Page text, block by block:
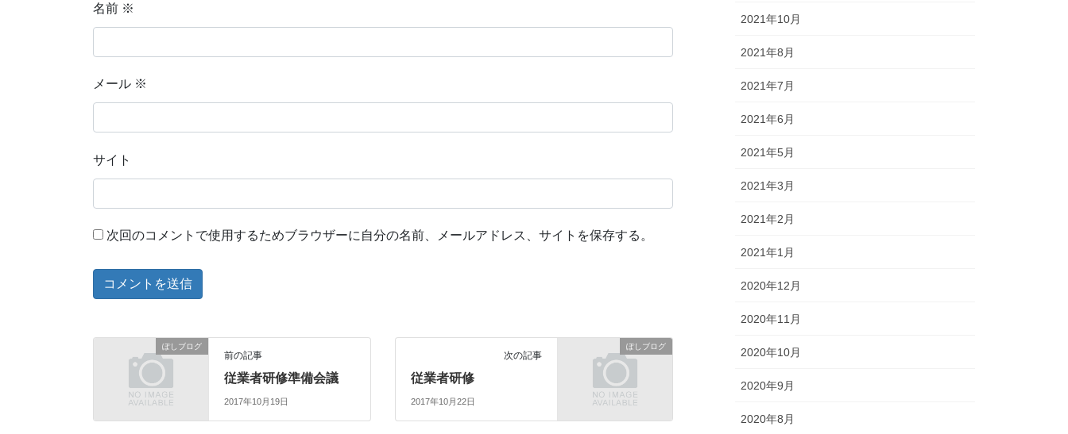
名前 ※
メール ※
サイト
次回のコメントで使用するためブラウザーに自分の名前、メールアドレス、サイトを保存する。
ぽしブログ
前の記事
従業者研修準備会議
2017年10月19日
ぽしブログ
次の記事
従業者研修
2017年10月22日
2021年10月
2021年8月
2021年7月
2021年6月
2021年5月
2021年3月
2021年2月
2021年1月
2020年12月
2020年11月
2020年10月
2020年9月
2020年8月